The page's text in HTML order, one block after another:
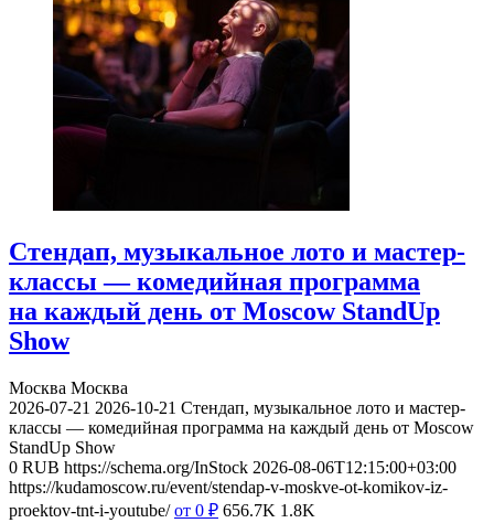
Стендап, музыкальное лото и мастер-
классы — комедийная программа
на каждый день от Moscow StandUp
Show
Москва Москва
2026-07-21 2026-10-21 Стендап, музыкальное лото и мастер-
классы — комедийная программа на каждый день от Moscow
StandUp Show
0 RUB https://schema.org/InStock 2026-08-06T12:15:00+03:00
https://kudamoscow.ru/event/stendap-v-moskve-ot-komikov-iz-
proektov-tnt-i-youtube/ от 0 ₽ 656.7K 1.8K